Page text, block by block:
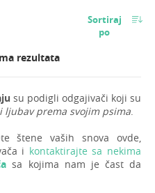
Sortiraj
po
rezultata
su podigli odgajivači koji su
ljubav prema svojim psima.
štene vaših snova ovde,
i kontaktirajte sa nekima
sa kojima nam je čast da